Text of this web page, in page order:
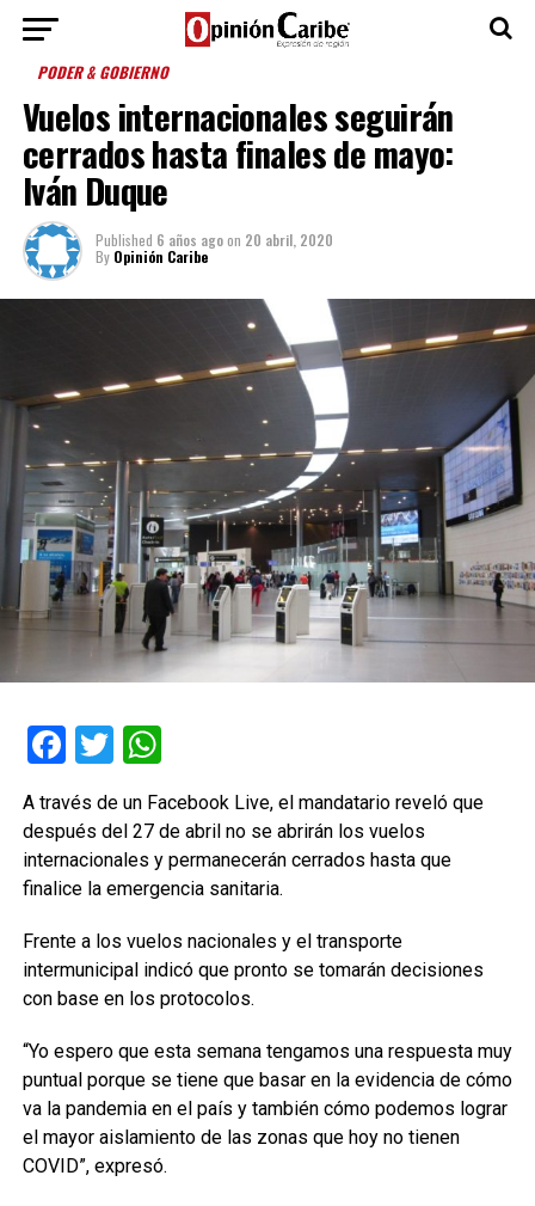
PODER & GOBIERNO
Vuelos internacionales seguirán
cerrados hasta finales de mayo:
Iván Duque
Published 6 años agoon 20 abril, 2020
By Opinión Caribe
Facebook
Twitter
A través de un Facebook Live, el mandatario reveló que
después del 27 de abril no se abrirán los vuelos
internacionales y permanecerán cerrados hasta que
finalice la emergencia sanitaria.
Frente a los vuelos nacionales y el transporte
intermunicipal indicó que pronto se tomarán decisiones
con base en los protocolos.
“Yo espero que esta semana tengamos una respuesta muy
puntual porque se tiene que basar en la evidencia de cómo
va la pandemia en el país y también cómo podemos lograr
el mayor aislamiento de las zonas que hoy no tienen
COVID”, expresó.